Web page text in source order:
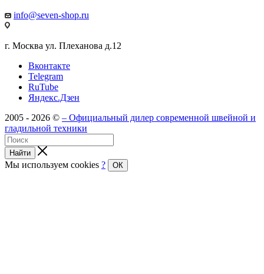
info@seven-shop.ru
г. Москва ул. Плеханова д.12
Вконтакте
Telegram
RuTube
Яндекс.Дзен
2005 - 2026 © – Официальный дилер современной швейной и
гладильной техники
Найти
Мы используем cookies ? ОК